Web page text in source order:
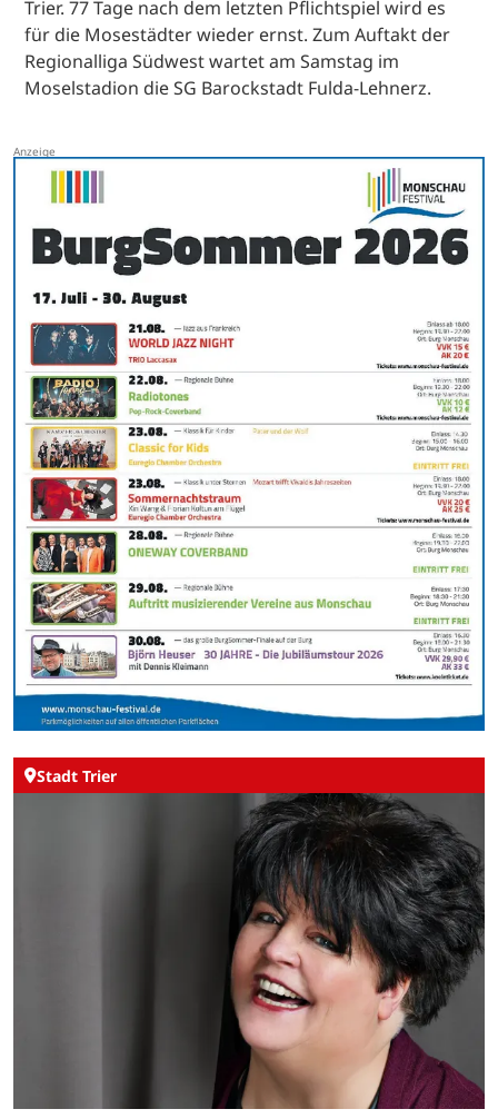
Trier. 77 Tage nach dem letzten Pflichtspiel wird es
für die Mosestädter wieder ernst. Zum Auftakt der
Regionalliga Südwest wartet am Samstag im
Moselstadion die SG Barockstadt Fulda-Lehnerz.
Stadt Trier